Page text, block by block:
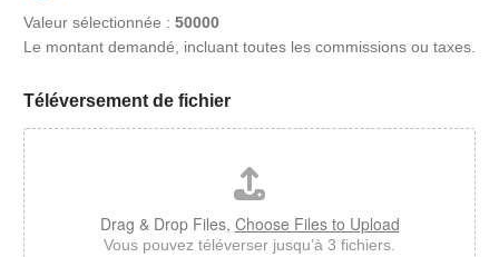
Valeur sélectionnée : 50000
Le montant demandé, incluant toutes les commissions ou taxes.
Téléversement de fichier
Drag & Drop Files, Choose Files to Upload
Vous pouvez téléverser jusqu’à 3 fichiers.